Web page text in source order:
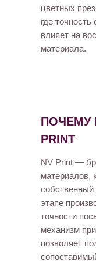
цветных
где точность
влияет на
материала.
ПОЧЕМУ
PRINT
NV Print —
материалов,
собственный
этапе
точности
механизм
позволяет